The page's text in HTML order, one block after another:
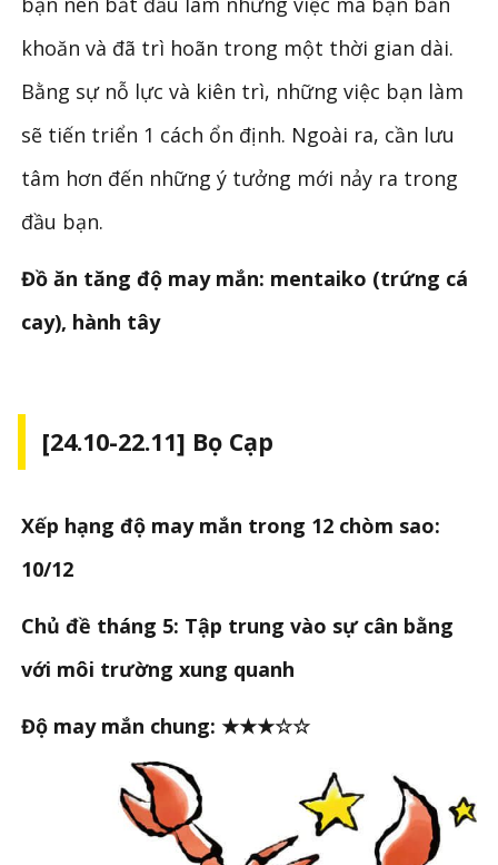
khoăn và đã trì hoãn trong một thời gian dài.
Bằng sự nỗ lực và kiên trì, những việc bạn làm
sẽ tiến triển 1 cách ổn định. Ngoài ra, cần lưu
tâm hơn đến những ý tưởng mới nảy ra trong
đầu bạn.
Đồ ăn tăng độ may mắn: mentaiko (trứng cá
cay), hành tây
[24.10-22.11] Bọ Cạp
Xếp hạng độ may mắn trong 12 chòm sao:
10/12
Chủ đề tháng 5: Tập trung vào sự cân bằng
với môi trường xung quanh
Độ may mắn chung: ★★★☆☆